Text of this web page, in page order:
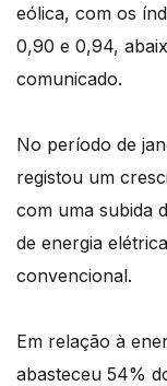
eólica, com os
0,90 e 0,94,
comunicado.
No período de
registou um
com uma subida
de energia
convencional.
Em relação à
abasteceu 54%